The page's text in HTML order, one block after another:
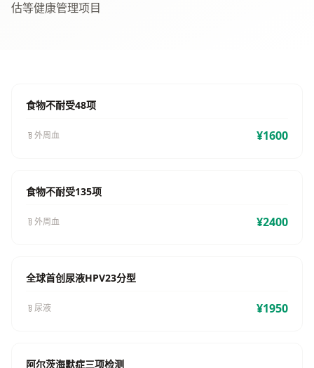
估等健康管理项目
食物不耐受48项
外周血 ¥1600
食物不耐受135项
外周血 ¥2400
全球首创尿液HPV23分型
尿液 ¥1950
阿尔茨海默症三项检测
微信咨询
或添加微信号：